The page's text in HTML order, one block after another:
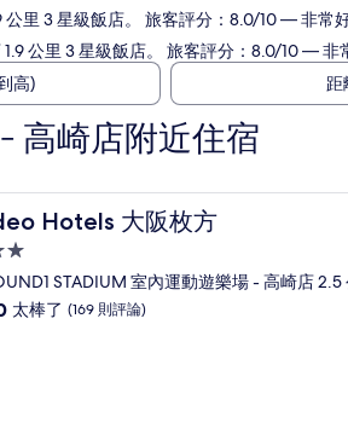
里 3 星級飯店。 旅客評分：8.0/10 — 非常好
公里 3 星級飯店。 旅客評分：8.0/10 — 非
高) 距
高崎店附近住宿
Hotels 大阪枚方
Hotels 大阪枚方
STADIUM 室內運動遊樂場 - 高崎店 2.5
太棒了 (169 則評論)